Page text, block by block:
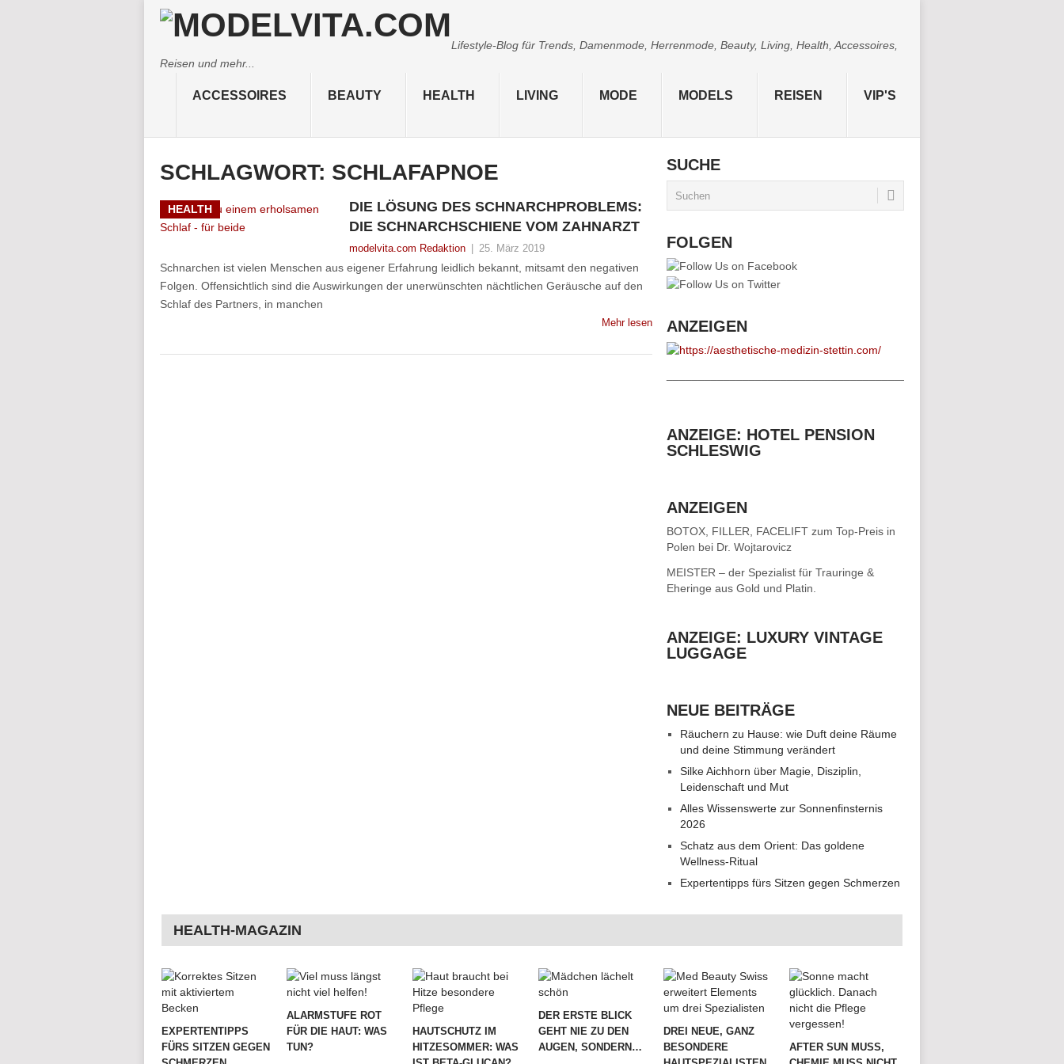
Lifestyle-Blog für Trends, Damenmode, Herrenmode, Beauty, Living, Health, Accessoires,
Reisen und mehr...
ACCESSOIRES BEAUTY HEALTH LIVING MODE MODELS REISEN VIP'S
SCHLAGWORT: SCHLAFAPNOE
HEALTH
DIE LÖSUNG DES SCHNARCHPROBLEMS:
DIE SCHNARCHSCHIENE VOM ZAHNARZT
modelvita.com Redaktion 25. März 2019
Schnarchen ist vielen Menschen aus eigener Erfahrung leidlich bekannt, mitsamt den negativen
Folgen. Offensichtlich sind die Auswirkungen der unerwünschten nächtlichen Geräusche auf den
Schlaf des Partners, in manchen
Mehr lesen
SUCHE
FOLGEN
ANZEIGEN
ANZEIGE: HOTEL PENSION
SCHLESWIG
ANZEIGEN
BOTOX, FILLER, FACELIFT zum Top-Preis in
Polen bei Dr. Wojtarovicz
MEISTER – der Spezialist für Trauringe &
Eheringe aus Gold und Platin.
ANZEIGE: LUXURY VINTAGE
LUGGAGE
NEUE BEITRÄGE
Räuchern zu Hause: wie Duft deine Räume
und deine Stimmung verändert
Silke Aichhorn über Magie, Disziplin,
Leidenschaft und Mut
Alles Wissenswerte zur Sonnenfinsternis
2026
Schatz aus dem Orient: Das goldene
Wellness-Ritual
Expertentipps fürs Sitzen gegen Schmerzen
HEALTH-MAGAZIN
EXPERTENTIPPS
FÜRS SITZEN GEGEN
ALARMSTUFE ROT
FÜR DIE HAUT: WAS
TUN?
HAUTSCHUTZ IM
HITZESOMMER: WAS
DER ERSTE BLICK
GEHT NIE ZU DEN
AUGEN, SONDERN…
DREI NEUE, GANZ
BESONDERE
AFTER SUN MUSS,